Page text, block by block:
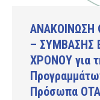
– ΣΥΜΒΑΣΗΣ
ΧΡΟΝΟΥ για
Πρόσωπα